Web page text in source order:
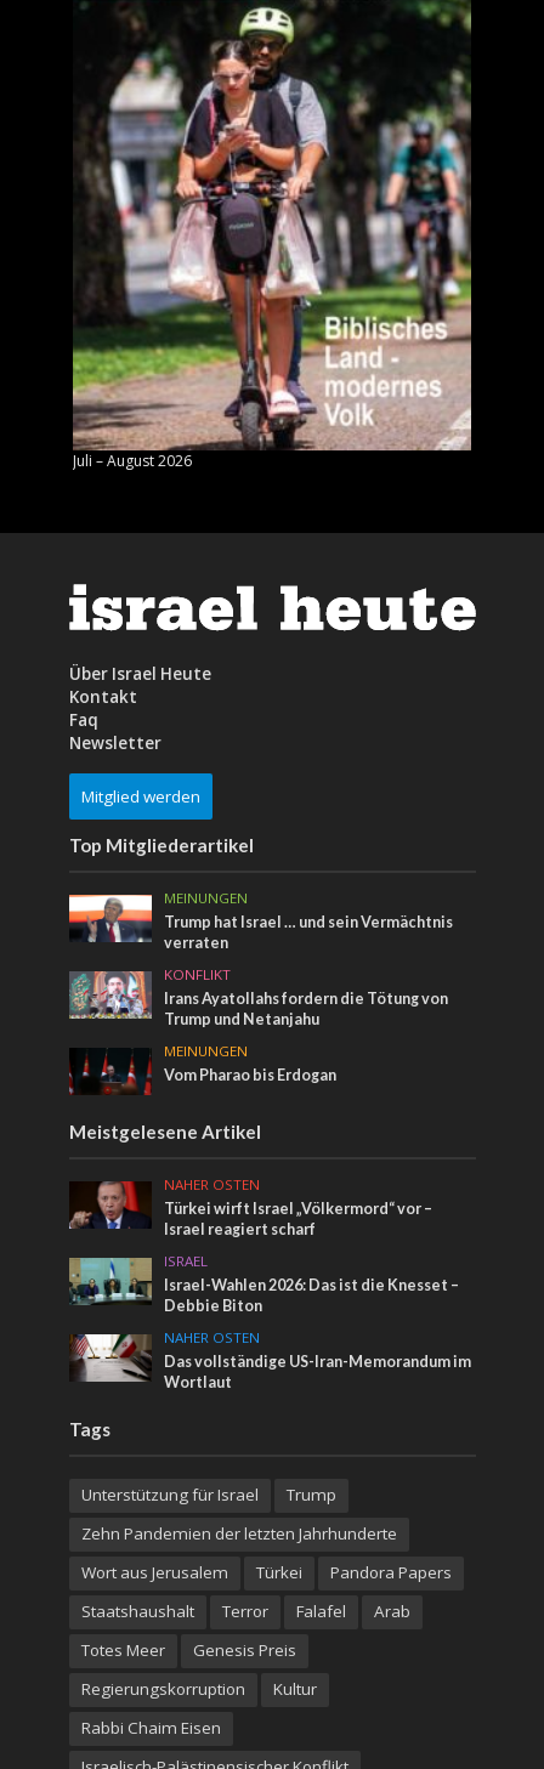
Juli – August 2026
Über Israel Heute
Kontakt
Faq
Newsletter
Mitglied werden
Top Mitgliederartikel
MEINUNGEN
Trump hat Israel … und sein Vermächtnis
verraten
KONFLIKT
Irans Ayatollahs fordern die Tötung von
Trump und Netanjahu
MEINUNGEN
Vom Pharao bis Erdogan
Meistgelesene Artikel
NAHER OSTEN
Türkei wirft Israel „Völkermord“ vor –
Israel reagiert scharf
ISRAEL
Israel-Wahlen 2026: Das ist die Knesset –
Debbie Biton
NAHER OSTEN
Das vollständige US-Iran-Memorandum im
Wortlaut
Tags
Unterstützung für Israel
Trump
Zehn Pandemien der letzten Jahrhunderte
Wort aus Jerusalem
Türkei
Pandora Papers
Staatshaushalt
Terror Falafel
Arab
Totes Meer
Genesis Preis
Regierungskorruption
Kultur
Rabbi Chaim Eisen